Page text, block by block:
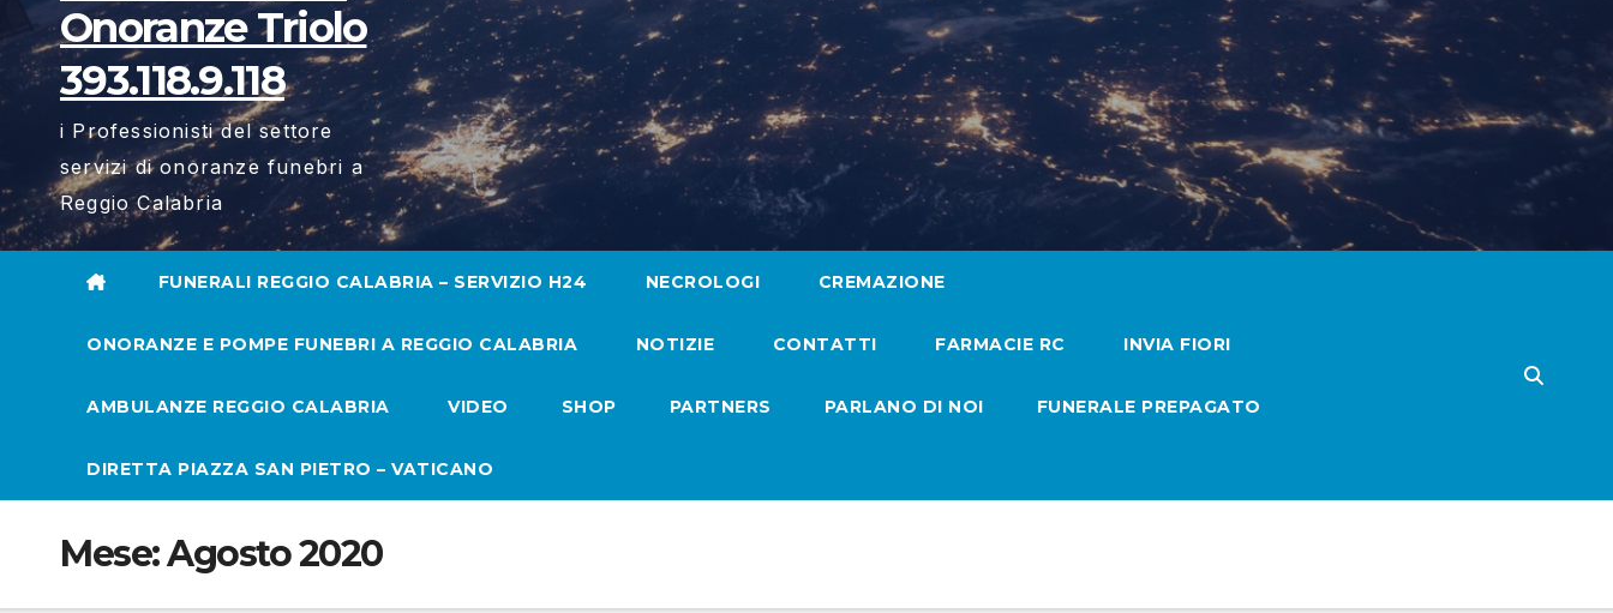
Onoranze Triolo
393.118.9.118
i Professionisti del settore
servizi di onoranze funebri a
Reggio Calabria
FUNERALI REGGIO CALABRIA – SERVIZIO H24 NECROLOGI CREMAZIONE
ONORANZE E POMPE FUNEBRI A REGGIO CALABRIA NOTIZIE CONTATTI FARMACIE RC INVIA FIORI
AMBULANZE REGGIO CALABRIA VIDEO SHOP PARTNERS PARLANO DI NOI FUNERALE PREPAGATO
DIRETTA PIAZZA SAN PIETRO – VATICANO
Mese:Agosto 2020